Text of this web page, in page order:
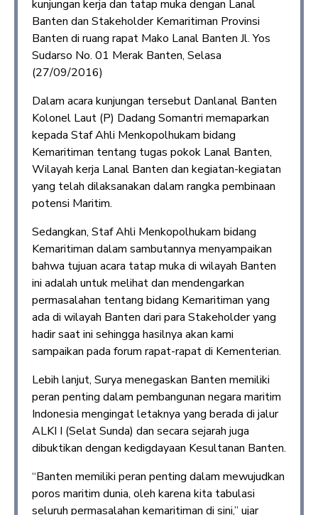
kunjungan kerja dan tatap muka dengan Lanal
Banten dan Stakeholder Kemaritiman Provinsi
Banten di ruang rapat Mako Lanal Banten Jl. Yos
Sudarso No. 01 Merak Banten, Selasa
(27/09/2016)
Dalam acara kunjungan tersebut Danlanal Banten
Kolonel Laut (P) Dadang Somantri memaparkan
kepada Staf Ahli Menkopolhukam bidang
Kemaritiman tentang tugas pokok Lanal Banten,
Wilayah kerja Lanal Banten dan kegiatan-kegiatan
yang telah dilaksanakan dalam rangka pembinaan
potensi Maritim.
Sedangkan, Staf Ahli Menkopolhukam bidang
Kemaritiman dalam sambutannya menyampaikan
bahwa tujuan acara tatap muka di wilayah Banten
ini adalah untuk melihat dan mendengarkan
permasalahan tentang bidang Kemaritiman yang
ada di wilayah Banten dari para Stakeholder yang
hadir saat ini sehingga hasilnya akan kami
sampaikan pada forum rapat-rapat di Kementerian.
Lebih lanjut, Surya menegaskan Banten memiliki
peran penting dalam pembangunan negara maritim
Indonesia mengingat letaknya yang berada di jalur
ALKI I (Selat Sunda) dan secara sejarah juga
dibuktikan dengan kedigdayaan Kesultanan Banten.
“Banten memiliki peran penting dalam mewujudkan
poros maritim dunia, oleh karena kita tabulasi
seluruh permasalahan kemaritiman di sini,” ujar